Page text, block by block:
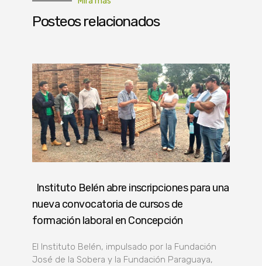
Posteos relacionados
Instituto Belén abre inscripciones para una
nueva convocatoria de cursos de
formación laboral en Concepción
El Instituto Belén, impulsado por la Fundación
José de la Sobera y la Fundación Paraguaya,